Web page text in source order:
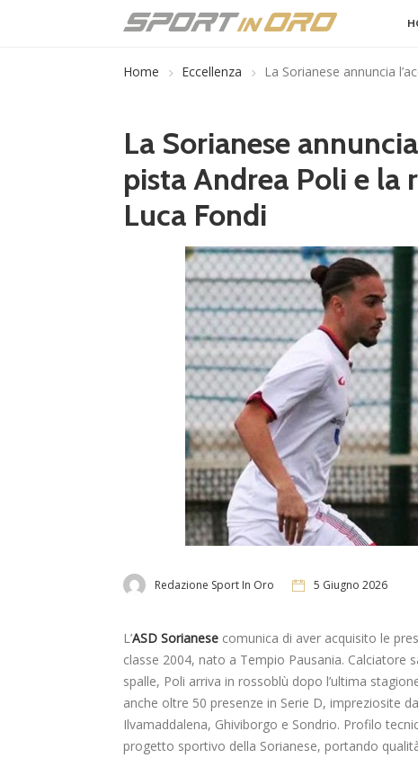
Home Eccellenza La Sorianese annuncia
La Sorianese
pista Andrea Poli e la
Luca Fondi
Redazione Sport In Oro 5 Giugno 2026
L’ASD Sorianese comunica di aver acquisito le
classe 2004, nato a Tempio Pausania.
spalle, Poli arriva in rossoblù dopo l’ultima
anche oltre 50 presenze in Serie D, impreziosite
Ilvamaddalena, Ghiviborgo e Sondrio. Profilo
progetto sportivo della Sorianese, portando